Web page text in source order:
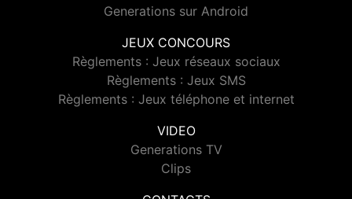
Generations sur Android
JEUX CONCOURS
Règlements : Jeux réseaux sociaux
Règlements : Jeux SMS
Règlements : Jeux téléphone et internet
VIDEO
Generations TV
Clips